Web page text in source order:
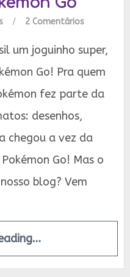
/ 2 Comentários
um joguinho super,
Go! Pra quem
fez parte da
desenhos,
chegou a vez da
Go! Mas o
blog? Vem